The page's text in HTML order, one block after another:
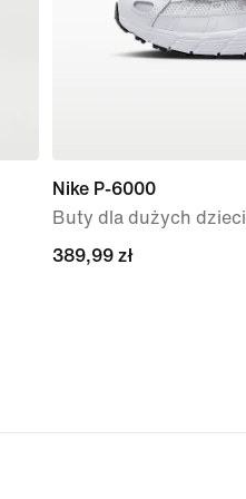
Nike P-6000
Buty dla dużych dzieci
389,99 zł
389,99 zł